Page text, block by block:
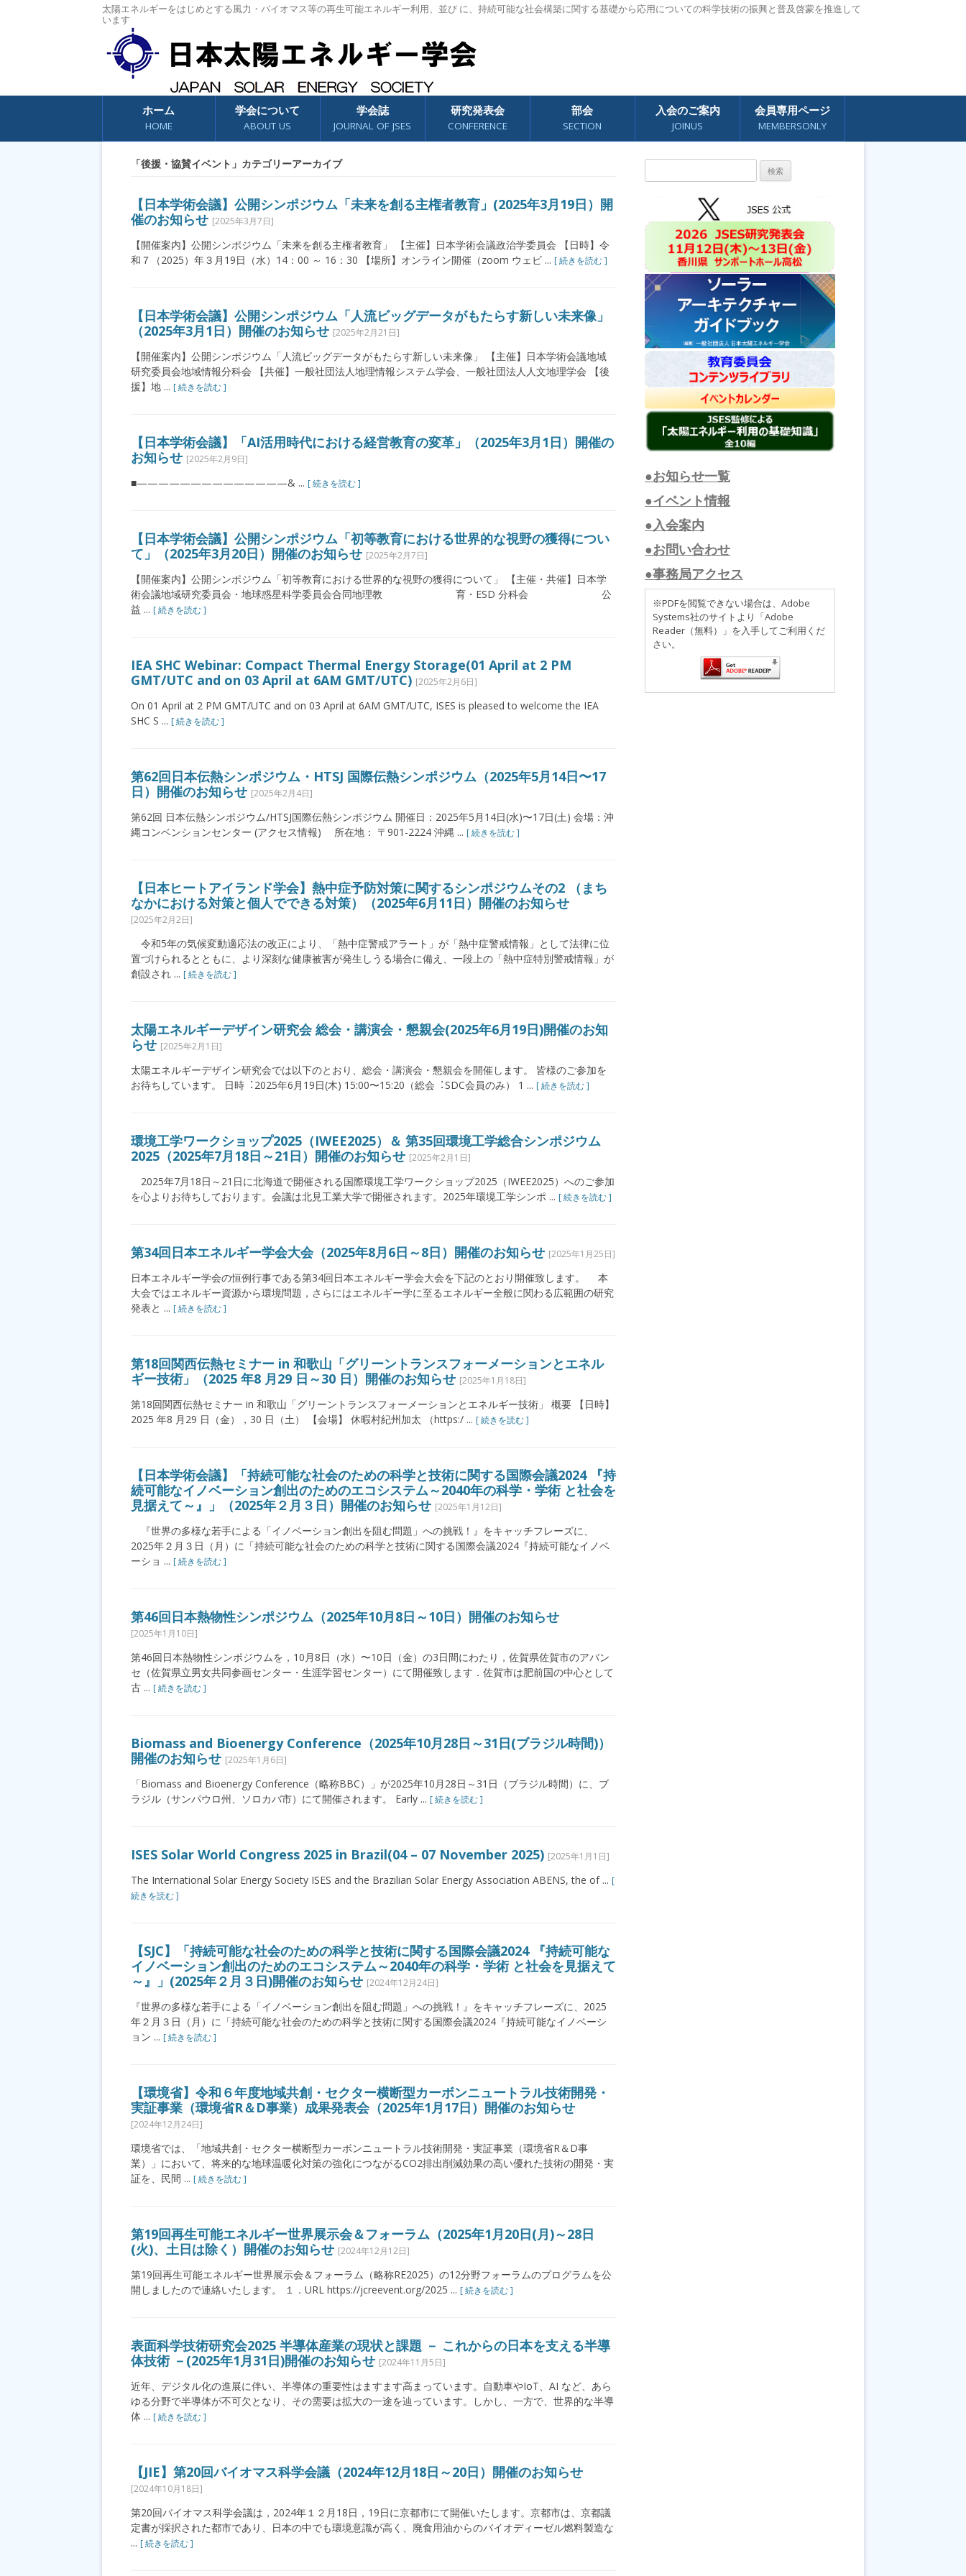
太陽エネルギーをはじめとする風力・バイオマス等の再生可能エネルギー利用、並び に、持続可能な社会構築に関する基礎から応用についての科学技術の振興と普及啓蒙を推進して
います
コンテンツへスキップ
ホーム
HOME
学会について
ABOUT US
学会誌
JOURNAL OF JSES
研究発表会
CONFERENCE
部会
SECTION
入会のご案内
JOINUS
会員専用ページ
MEMBERSONLY
「後援・協賛イベント 」カテゴリーアーカイブ
【日本学術会議】公開シンポジウム「未来を創る主権者教育」(2025年3月19日）開
催のお知らせ [2025年3月7日]
【開催案内】公開シンポジウム「未来を創る主権者教育」 【主催】日本学術会議政治学委員会 【日時】令
和７（2025）年３月19日（水）14：00 ～ 16：30 【場所】オンライン開催（zoom ウェビ ... [ 続きを読む ]
【日本学術会議】公開シンポジウム「人流ビッグデータがもたらす新しい未来像」
（2025年3月1日）開催のお知らせ [2025年2月21日]
【開催案内】公開シンポジウム「人流ビッグデータがもたらす新しい未来像」 【主催】日本学術会議地域
研究委員会地域情報分科会 【共催】一般社団法人地理情報システム学会、一般社団法人人文地理学会 【後
援】地 ... [ 続きを読む ]
【日本学術会議】「AI活用時代における経営教育の変革」（2025年3月1日）開催の
お知らせ [2025年2月9日]
■——————————————& ... [ 続きを読む ]
【日本学術会議】公開シンポジウム「初等教育における世界的な視野の獲得につい
て」（2025年3月20日）開催のお知らせ [2025年2月7日]
【開催案内】公開シンポジウム「初等教育における世界的な視野の獲得について」 【主催・共催】日本学
術会議地域研究委員会・地球惑星科学委員会合同地理教 育・ESD 分科会 公
益 ... [ 続きを読む ]
IEA SHC Webinar: Compact Thermal Energy Storage(01 April at 2 PM
GMT/UTC and on 03 April at 6AM GMT/UTC) [2025年2月6日]
On 01 April at 2 PM GMT/UTC and on 03 April at 6AM GMT/UTC, ISES is pleased to welcome the IEA
SHC S ... [ 続きを読む ]
第62回日本伝熱シンポジウム・HTSJ 国際伝熱シンポジウム（2025年5月14日〜17
日）開催のお知らせ [2025年2月4日]
第62回 日本伝熱シンポジウム/HTSJ国際伝熱シンポジウム 開催日：2025年5月14日(水)〜17日(土) 会場：沖
縄コンベンションセンター (アクセス情報) 所在地： 〒901-2224 沖縄 ... [ 続きを読む ]
【日本ヒートアイランド学会】熱中症予防対策に関するシンポジウムその2 （まち
なかにおける対策と個人でできる対策）（2025年6月11日）開催のお知らせ
[2025年2月2日]
令和5年の気候変動適応法の改正により、「熱中症警戒アラート」が「熱中症警戒情報」として法律に位
置づけられるとともに、より深刻な健康被害が発生しうる場合に備え、一段上の「熱中症特別警戒情報」が
創設され ... [ 続きを読む ]
太陽エネルギーデザイン研究会 総会・講演会・懇親会(2025年6⽉19⽇)開催のお知
らせ [2025年2月1日]
太陽エネルギーデザイン研究会では以下のとおり、総会・講演会・懇親会を開催します。 皆様のご参加を
お待ちしています。 ⽇時︓2025年6⽉19⽇(⽊) 15:00〜15:20（総会︓SDC会員のみ） 1 ... [ 続きを読む ]
環境工学ワークショップ2025（IWEE2025）＆ 第35回環境工学総合シンポジウム
2025（2025年7月18日～21日）開催のお知らせ [2025年2月1日]
2025年7月18日～21日に北海道で開催される国際環境工学ワークショップ2025（IWEE2025）へのご参加
を心よりお待ちしております。会議は北見工業大学で開催されます。2025年環境工学シンポ ... [ 続きを読む ]
第34回日本エネルギー学会大会（2025年8月6日～8日）開催のお知らせ [2025年1月25日]
日本エネルギー学会の恒例行事である第34回日本エネルギー学会大会を下記のとおり開催致します。 本
大会ではエネルギー資源から環境問題，さらにはエネルギー学に至るエネルギー全般に関わる広範囲の研究
発表と ... [ 続きを読む ]
第18回関西伝熱セミナー in 和歌山「グリーントランスフォーメーションとエネル
ギー技術」（2025 年8 月29 日～30 日）開催のお知らせ [2025年1月18日]
第18回関西伝熱セミナー in 和歌山「グリーントランスフォーメーションとエネルギー技術」 概要 【日時】
2025 年8 月29 日（金），30 日（土） 【会場】 休暇村紀州加太 （https:/ ... [ 続きを読む ]
【日本学術会議】「持続可能な社会のための科学と技術に関する国際会議2024 『持
続可能なイノベーション創出のためのエコシステム～2040年の科学・学術 と社会を
見据えて～』」（2025年２月３日）開催のお知らせ [2025年1月12日]
『世界の多様な若手による「イノベーション創出を阻む問題」への挑戦！』をキャッチフレーズに、
2025年２月３日（月）に「持続可能な社会のための科学と技術に関する国際会議2024『持続可能なイノベ
ーショ ... [ 続きを読む ]
第46回日本熱物性シンポジウム（2025年10月8日～10日）開催のお知らせ
[2025年1月10日]
第46回日本熱物性シンポジウムを，10月8日（水）〜10日（金）の3日間にわたり，佐賀県佐賀市のアバン
セ（佐賀県立男女共同参画センター・生涯学習センター）にて開催致します．佐賀市は肥前国の中心として
古 ... [ 続きを読む ]
Biomass and Bioenergy Conference（2025年10月28日～31日(ブラジル時間)）
開催のお知らせ [2025年1月6日]
「Biomass and Bioenergy Conference（略称BBC）」が2025年10月28日～31日（ブラジル時間）に、ブ
ラジル（サンパウロ州、ソロカバ市）にて開催されます。 Early ... [ 続きを読む ]
ISES Solar World Congress 2025 in Brazil(04 – 07 November 2025) [2025年1月1日]
The International Solar Energy Society ISES and the Brazilian Solar Energy Association ABENS, the of ... [
続きを読む ]
【SJC】「持続可能な社会のための科学と技術に関する国際会議2024 『持続可能な
イノベーション創出のためのエコシステム～2040年の科学・学術 と社会を見据えて
～』」(2025年２月３日)開催のお知らせ [2024年12月24日]
『世界の多様な若手による「イノベーション創出を阻む問題」への挑戦！』をキャッチフレーズに、2025
年２月３日（月）に「持続可能な社会のための科学と技術に関する国際会議2024『持続可能なイノベーシ
ョン ... [ 続きを読む ]
【環境省】令和６年度地域共創・セクター横断型カーボンニュートラル技術開発・
実証事業（環境省R＆D事業）成果発表会（2025年1月17日）開催のお知らせ
[2024年12月24日]
環境省では、「地域共創・セクター横断型カーボンニュートラル技術開発・実証事業（環境省R＆D事
業）」において、将来的な地球温暖化対策の強化につながるCO2排出削減効果の高い優れた技術の開発・実
証を、民間 ... [ 続きを読む ]
第19回再生可能エネルギー世界展示会＆フォーラム（2025年1月20日(月)～28日
(火)、土日は除く）開催のお知らせ [2024年12月12日]
第19回再生可能エネルギー世界展示会＆フォーラム（略称RE2025）の12分野フォーラムのプログラムを公
開しましたので連絡いたします。 １．URL https://jcreevent.org/2025 ... [ 続きを読む ]
表面科学技術研究会2025 半導体産業の現状と課題 － これからの日本を支える半導
体技術 －(2025年1月31日)開催のお知らせ [2024年11月5日]
近年、デジタル化の進展に伴い、半導体の重要性はますます高まっています。自動車やIoT、AI など、あら
ゆる分野で半導体が不可欠となり、その需要は拡大の一途を辿っています。しかし、一方で、世界的な半導
体 ... [ 続きを読む ]
【JIE】第20回バイオマス科学会議（2024年12月18日～20日）開催のお知らせ
[2024年10月18日]
第20回バイオマス科学会議は，2024年１２月18日，19日に京都市にて開催いたします。京都市は、京都議
定書が採択された都市であり、日本の中でも環境意識が高く、廃食用油からのバイオディーゼル燃料製造な
... [ 続きを読む ]
索:
●お知らせ一覧
●イベント情報
●入会案内
●お問い合わせ
●事務局アクセス
※PDFを閲覧できない場合は、Adobe
Systems社のサイトより「Adobe
Reader（無料）」を入手してご利用くだ
さい。